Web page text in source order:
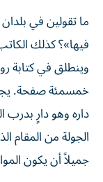
ما تقولين في
فيها»؟ كذلك
وينطلق في كتابة
خمسمئة صفحة.
داره وهو دارٍ بدرب
الجولة من المقام
جميلاً أن يكون